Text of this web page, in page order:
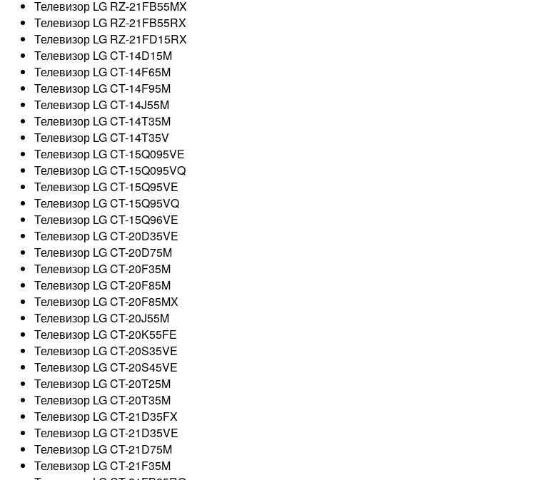
Телевизор LG RZ-21FB55MX
Телевизор LG RZ-21FB55RX
Телевизор LG RZ-21FD15RX
Телевизор LG CT-14D15M
Телевизор LG CT-14F65M
Телевизор LG CT-14F95M
Телевизор LG CT-14J55M
Телевизор LG CT-14T35M
Телевизор LG CT-14T35V
Телевизор LG CT-15Q095VE
Телевизор LG CT-15Q095VQ
Телевизор LG CT-15Q95VE
Телевизор LG CT-15Q95VQ
Телевизор LG CT-15Q96VE
Телевизор LG CT-20D35VE
Телевизор LG CT-20D75M
Телевизор LG CT-20F35M
Телевизор LG CT-20F85M
Телевизор LG CT-20F85MX
Телевизор LG CT-20J55M
Телевизор LG CT-20K55FE
Телевизор LG CT-20S35VE
Телевизор LG CT-20S45VE
Телевизор LG CT-20T25M
Телевизор LG CT-20T35M
Телевизор LG CT-21D35FX
Телевизор LG CT-21D35VE
Телевизор LG CT-21D75M
Телевизор LG CT-21F35M